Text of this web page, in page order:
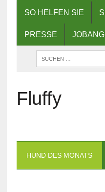
SO HELFEN SIE
PRESSE
Fluffy
HUND DES MONATS